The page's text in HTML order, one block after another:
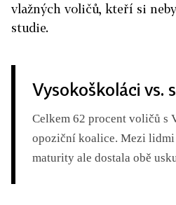
vlažných voličů, kteří si
studie.
Vysokoškoláci vs.
Celkem 62 procent voličů s
opoziční koalice. Mezi lidmi
maturity ale dostala obě